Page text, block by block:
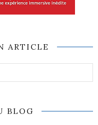
ARTICLE
BLOG